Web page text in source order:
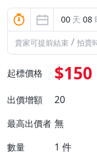
00 天 08
賣家可提前結束 / 拍賣
起標價格 $150
出價增額 20
最高出價者 無
數量 1 件